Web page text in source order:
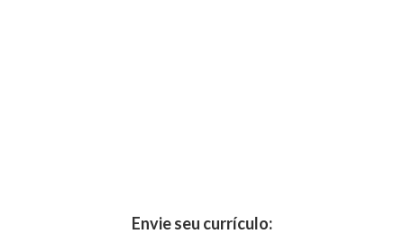
Envie seu currículo: